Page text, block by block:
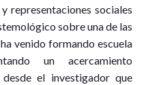
representaciones sociales
sobre una de las
venido formando escuela
un acercamiento
el investigador que